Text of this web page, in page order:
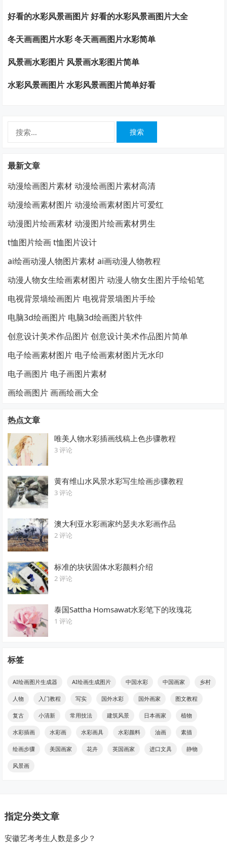
好看的水彩风景画图片 好看的水彩风景画图片大全
冬天画画图片水彩 冬天画画图片水彩简单
风景画水彩图片 风景画水彩图片简单
水彩风景画图片 水彩风景画图片简单好看
最新文章
动漫绘画图片素材 动漫绘画图片素材高清
动漫绘画素材图片 动漫绘画素材图片可爱红
动漫图片绘画素材 动漫图片绘画素材男生
t恤图片绘画 t恤图片设计
ai绘画动漫人物图片素材 ai画动漫人物教程
动漫人物女生绘画素材图片 动漫人物女生图片手绘铅笔
电视背景墙绘画图片 电视背景墙图片手绘
电脑3d绘画图片 电脑3d绘画图片软件
创意设计美术作品图片 创意设计美术作品图片简单
电子绘画素材图片 电子绘画素材图片无水印
电子画图片 电子画图片素材
画绘画图片 画画绘画大全
热点文章
唯美人物水彩插画线稿上色步骤教程
3 评论
黄有维山水风景水彩写生绘画步骤教程
3 评论
澳大利亚水彩画家约瑟夫水彩画作品
2 评论
标准的块状固体水彩颜料介绍
2 评论
泰国Sattha Homsawat水彩笔下的玫瑰花
1 评论
标签
AI绘画图片生成器 AI绘画生成图片 中国水彩 中国画家 乡村
人物 入门教程 写实 国外水彩 国外画家 图文教程
复古 小清新 常用技法 建筑风景 日本画家 植物
水彩插画 水彩画 水彩画具 水彩颜料 油画 素描
绘画步骤 美国画家 花卉 英国画家 进口文具 静物
风景画
指定分类文章
安徽艺考考生人数是多少？